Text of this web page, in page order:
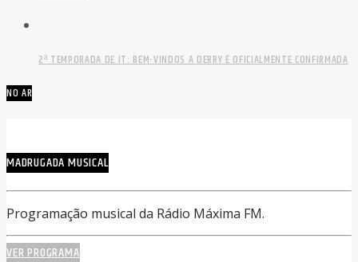
2ª TEMPORADA DE IT: BEM-VINDOS A DERRY É OFICIALMENTE CONFIRMADA
NO AR
MADRUGADA MUSICAL
Programação musical da Rádio Máxima FM.
VER PROGRAMA